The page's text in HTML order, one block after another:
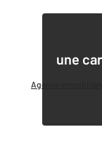
Agence immobilière
une